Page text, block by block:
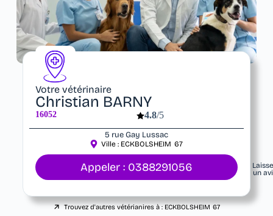
Votre vétérinaire
Christian BARNY
16052 4.8/5
5 rue Gay Lussac
Ville : ECKBOLSHEIM 67
Appeler : 0388291056
un
Trouvez d'autres vétérianires à : ECKBOLSHEIM 67